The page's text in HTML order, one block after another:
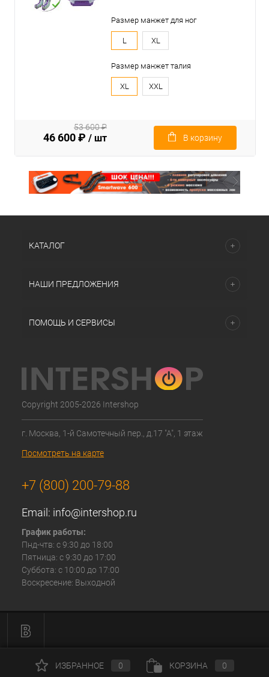
Размер манжет для ног
L XL
Размер манжет талия
XL XXL
46 600 ₽ / шт
53 600 ₽
В корзину
КАТАЛОГ
НАШИ ПРЕДЛОЖЕНИЯ
ПОМОЩЬ И СЕРВИСЫ
Copyright 2005-2026 Intershop
г. Москва, 1-й Самотечный пер., д.17 "А", 1 этаж
Посмотреть на карте
+7 (800) 200-79-88
Email: info@intershop.ru
График работы:
Пнд-чтв: с 9:30 до 18:00
Пятница: с 9:30 до 17:00
Суббота: с 10:00 до 17:00
Воскресение: Выходной
ИЗБРАННОЕ 0 КОРЗИНА 0